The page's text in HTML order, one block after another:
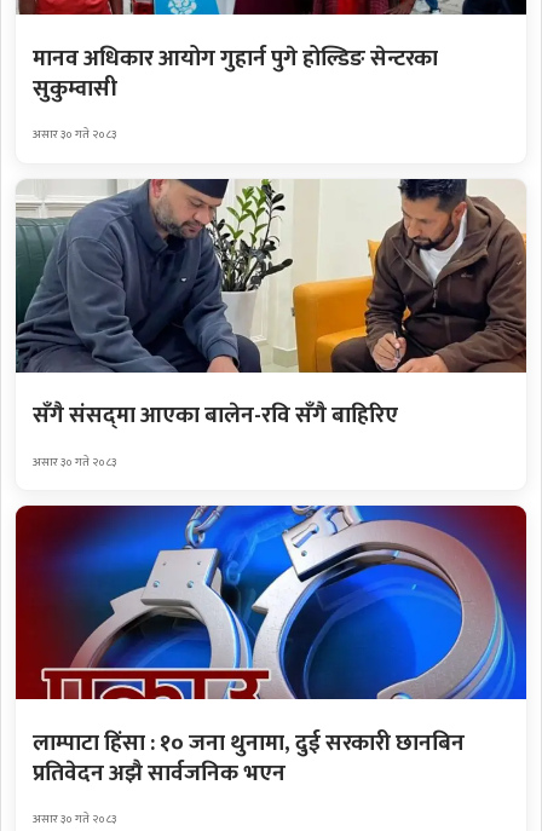
मानव अधिकार आयोग गुहार्न पुगे होल्डिङ सेन्टरका
सुकुम्वासी
असार ३० गते २०८३
सँगै संसद्‌मा आएका बालेन-रवि सँगै बाहिरिए
असार ३० गते २०८३
लाम्पाटा हिंसा : १० जना थुनामा, दुई सरकारी छानबिन
प्रतिवेदन अझै सार्वजनिक भएन
असार ३० गते २०८३